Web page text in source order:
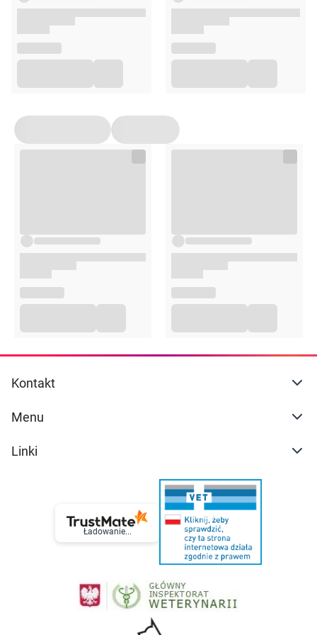
Kontakt
Menu
Linki
Ładowanie...